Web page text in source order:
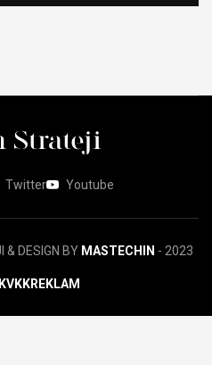
Twitter Youtube
& DESIGN BY MASTECHIN - 2023
KVKKREKLAM